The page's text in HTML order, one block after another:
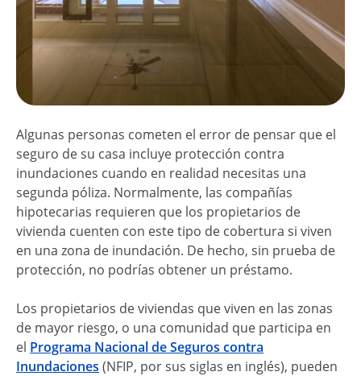
Algunas personas cometen el error de pensar que el
seguro de su casa incluye protección contra
inundaciones cuando en realidad necesitas una
segunda póliza. Normalmente, las compañías
hipotecarias requieren que los propietarios de
vivienda cuenten con este tipo de cobertura si viven
en una zona de inundación. De hecho, sin prueba de
protección, no podrías obtener un préstamo.
Los propietarios de viviendas que viven en las zonas
de mayor riesgo, o una comunidad que participa en
el Programa Nacional de Seguros contra
Inundaciones (NFIP, por sus siglas en inglés), pueden